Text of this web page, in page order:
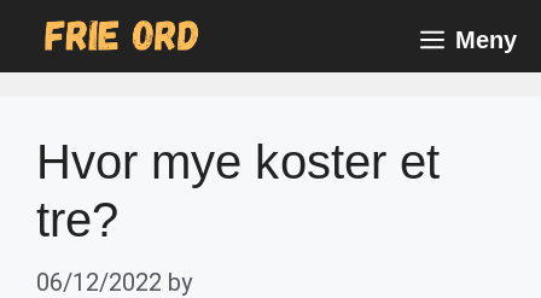
Meny
Hvor mye koster et
tre?
06/12/2022 by